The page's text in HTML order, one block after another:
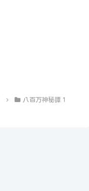
八百万神秘譚１